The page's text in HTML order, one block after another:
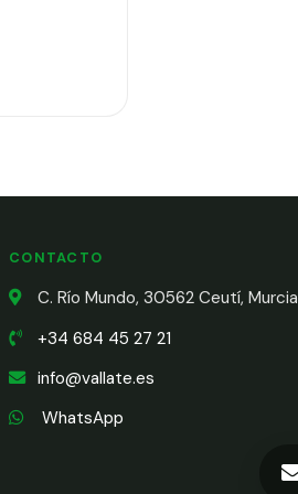
CONTACTO
C. Río Mundo, 30562 Ceutí, Murcia
+34 684 45 27 21
info@vallate.es
WhatsApp